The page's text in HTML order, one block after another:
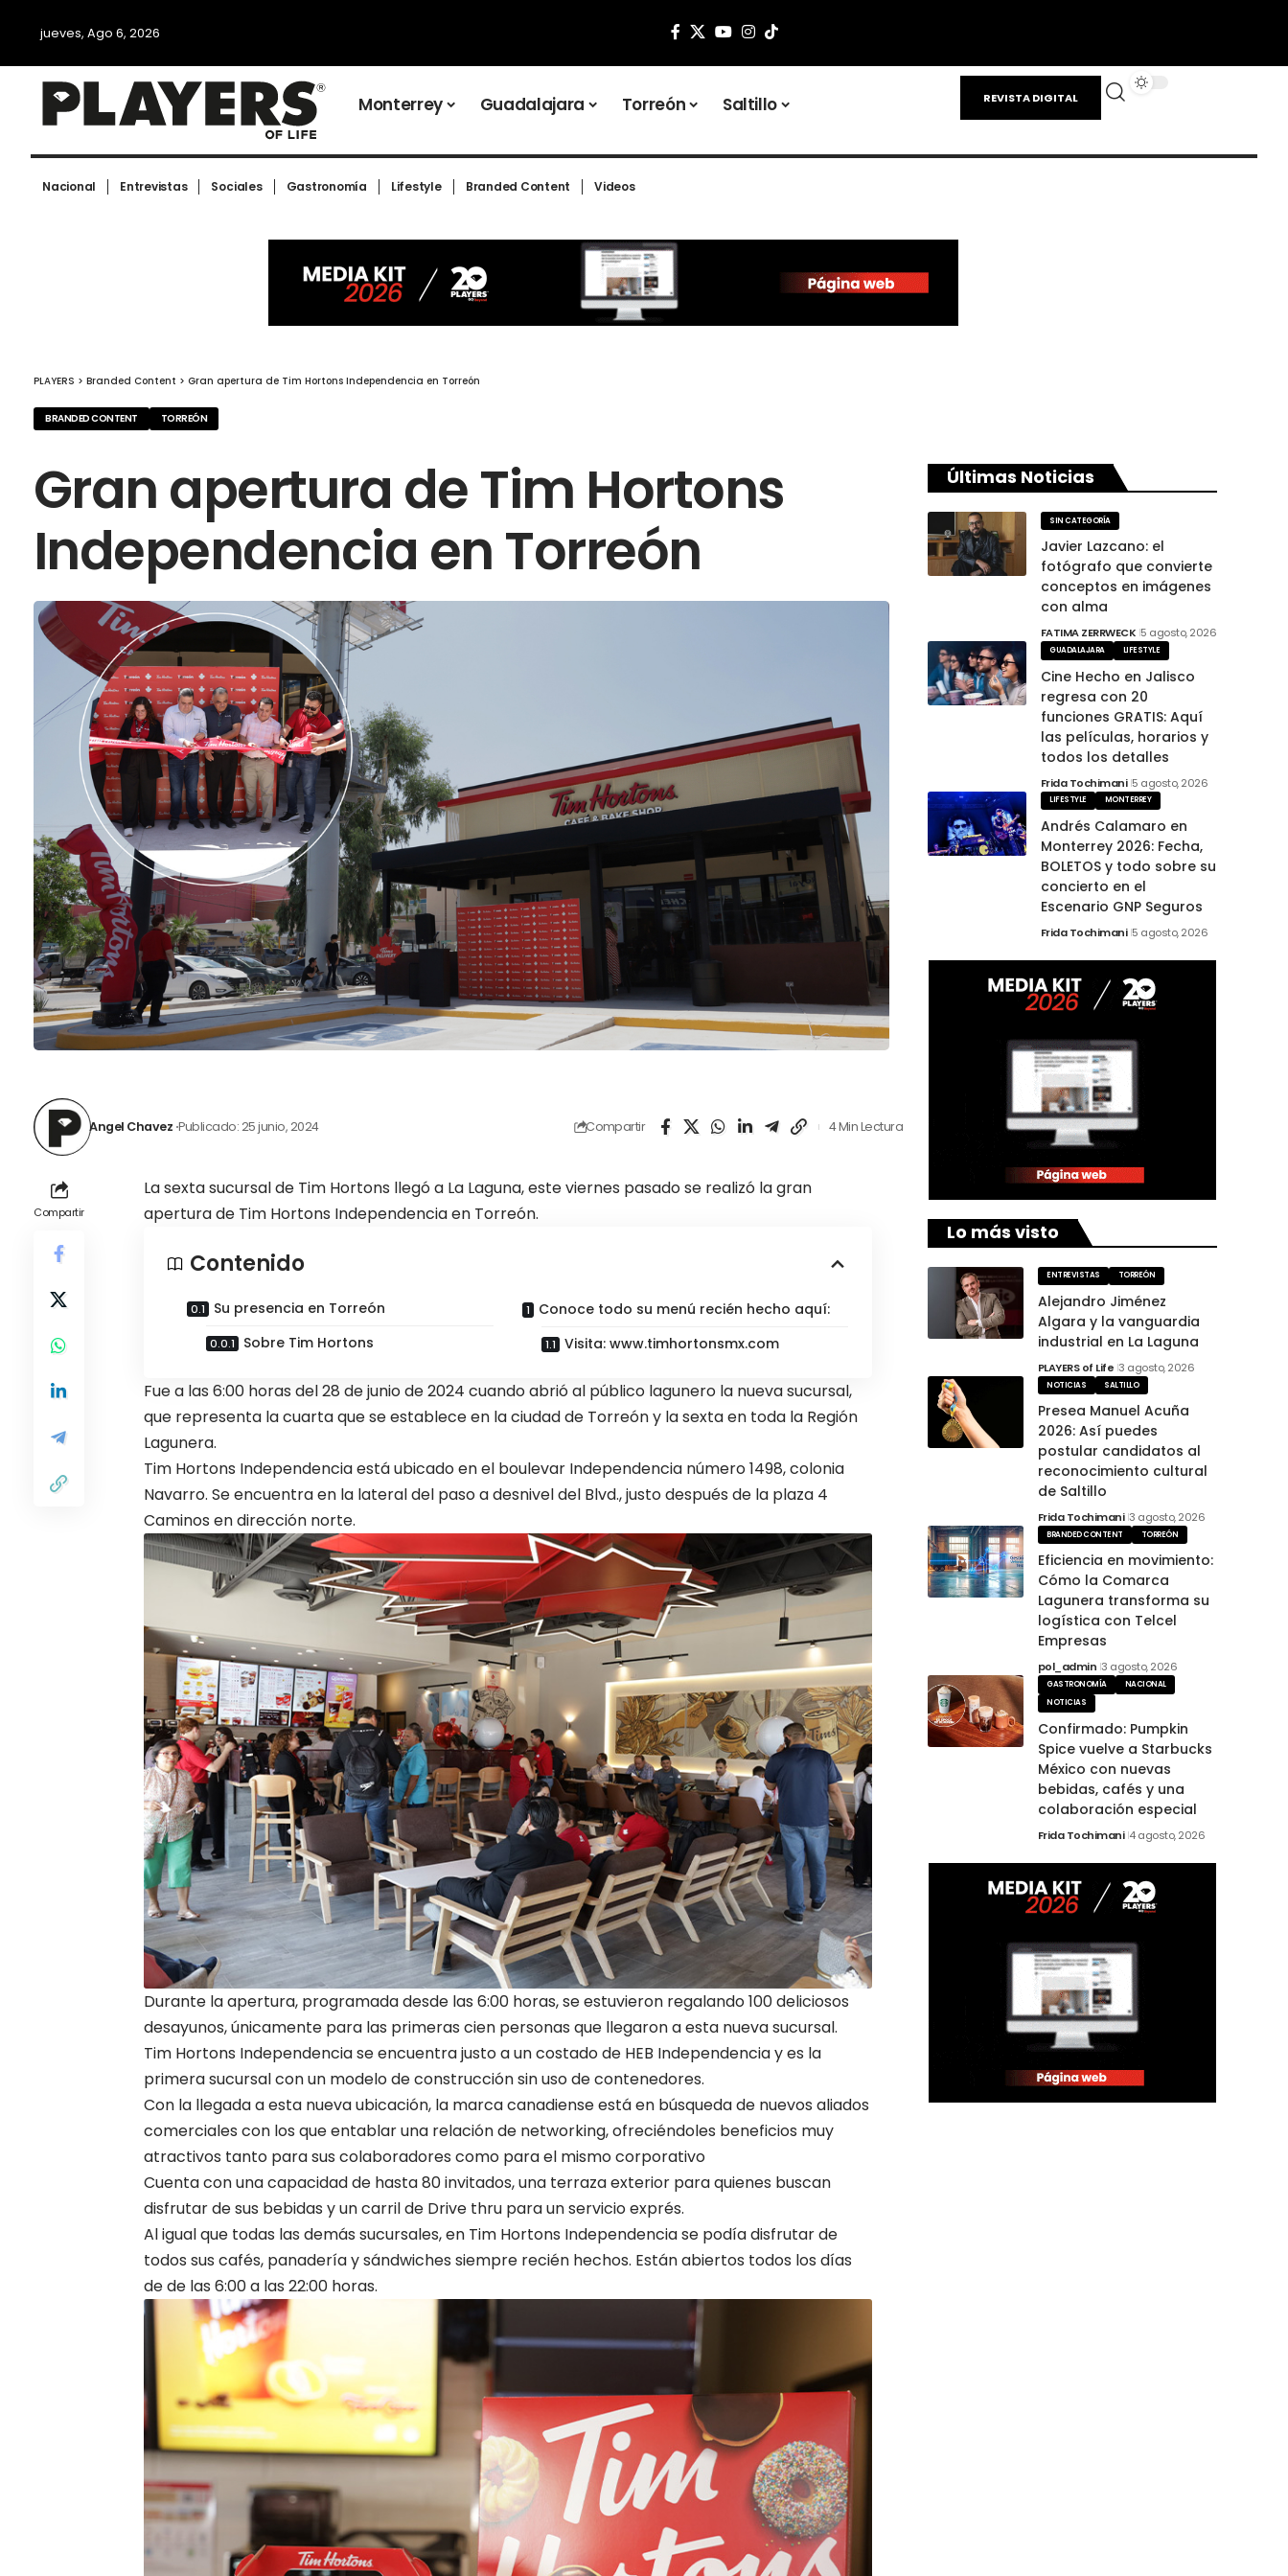
jueves, Ago 6, 2026
Monterrey Guadalajara Torreón Saltillo REVISTA DIGITAL
Nacional Entrevistas Sociales Gastronomía Lifestyle Branded Content Videos
PLAYERS > Branded Content > Gran apertura de Tim Hortons Independencia en Torreón
BRANDED CONTENT TORREÓN
Gran apertura de Tim Hortons
Independencia en Torreón
Angel Chavez Publicado: 25 junio, 2024 Compartir 4 Min Lectura
Compartir
La sexta sucursal de Tim Hortons llegó a La Laguna, este viernes pasado se realizó la gran
apertura de Tim Hortons Independencia en Torreón.
Contenido
Su presencia en Torreón
Sobre Tim Hortons
Conoce todo su menú recién hecho aquí:
Visita: www.timhortonsmx.com
Fue a las 6:00 horas del 28 de junio de 2024 cuando abrió al público lagunero la nueva sucursal,
que representa la cuarta que se establece en la ciudad de Torreón y la sexta en toda la Región
Lagunera.
Tim Hortons Independencia está ubicado en el boulevar Independencia número 1498, colonia
Navarro. Se encuentra en la lateral del paso a desnivel del Blvd., justo después de la plaza 4
Caminos en dirección norte.
Durante la apertura, programada desde las 6:00 horas, se estuvieron regalando 100 deliciosos
desayunos, únicamente para las primeras cien personas que llegaron a esta nueva sucursal.
Tim Hortons Independencia se encuentra justo a un costado de HEB Independencia y es la
primera sucursal con un modelo de construcción sin uso de contenedores.
Con la llegada a esta nueva ubicación, la marca canadiense está en búsqueda de nuevos aliados
comerciales con los que entablar una relación de networking, ofreciéndoles beneficios muy
atractivos tanto para sus colaboradores como para el mismo corporativo
Cuenta con una capacidad de hasta 80 invitados, una terraza exterior para quienes buscan
disfrutar de sus bebidas y un carril de Drive thru para un servicio exprés.
Al igual que todas las demás sucursales, en Tim Hortons Independencia se podía disfrutar de
todos sus cafés, panadería y sándwiches siempre recién hechos. Están abiertos todos los días
de de las 6:00 a las 22:00 horas.
Últimas Noticias
SIN CATEGORÍA
Javier Lazcano: el
fotógrafo que convierte
conceptos en imágenes
con alma
FATIMA ZERRWECK 5 agosto, 2026
GUADALAJARA LIFESTYLE
Cine Hecho en Jalisco
regresa con 20
funciones GRATIS: Aquí
las películas, horarios y
todos los detalles
Frida Tochimani 5 agosto, 2026
LIFESTYLE MONTERREY
Andrés Calamaro en
Monterrey 2026: Fecha,
BOLETOS y todo sobre su
concierto en el
Escenario GNP Seguros
Frida Tochimani 5 agosto, 2026
Lo más visto
ENTREVISTAS TORREÓN
Alejandro Jiménez
Algara y la vanguardia
industrial en La Laguna
PLAYERS of Life 3 agosto, 2026
NOTICIAS SALTILLO
Presea Manuel Acuña
2026: Así puedes
postular candidatos al
reconocimiento cultural
de Saltillo
Frida Tochimani 3 agosto, 2026
BRANDED CONTENT TORREÓN
Eficiencia en movimiento:
Cómo la Comarca
Lagunera transforma su
logística con Telcel
Empresas
pol_admin 3 agosto, 2026
GASTRONOMÍA
NACIONAL
NOTICIAS
Confirmado: Pumpkin
Spice vuelve a Starbucks
México con nuevas
bebidas, cafés y una
colaboración especial
Frida Tochimani 4 agosto, 2026